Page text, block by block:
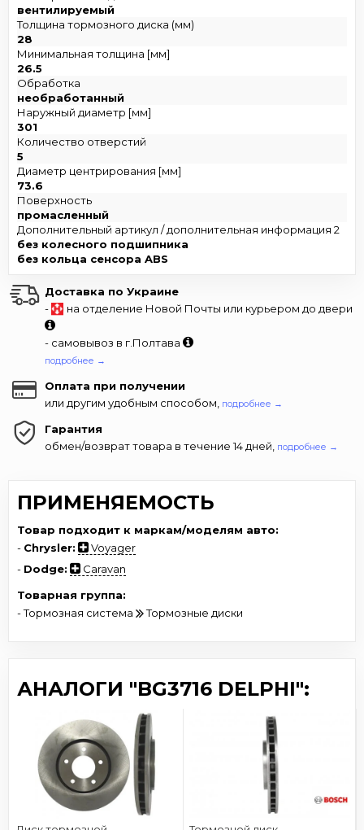
вентилируемый
Толщина тормозного диска (мм)
28
Минимальная толщина [мм]
26.5
Обработка
необработанный
Наружный диаметр [мм]
301
Количество отверстий
5
Диаметр центрирования [мм]
73.6
Поверхность
промасленный
Дополнительный артикул / дополнительная информация 2
без колесного подшипника
без кольца сенсора ABS
Доставка по Украине
-
на отделение Новой Почты или курьером до двери
- самовывоз в г.Полтава
подробнее →
Оплата при получении
или другим удобным способом, подробнее →
Гарантия
обмен/возврат товара в течение 14 дней, подробнее →
ПРИМЕНЯЕМОСТЬ
Товар подходит к маркам/моделям авто:
- Chrysler:
Voyager
- Dodge:
Caravan
Товарная группа:
- Тормозная система
Тормозные диски
АНАЛОГИ "BG3716 DELPHI":